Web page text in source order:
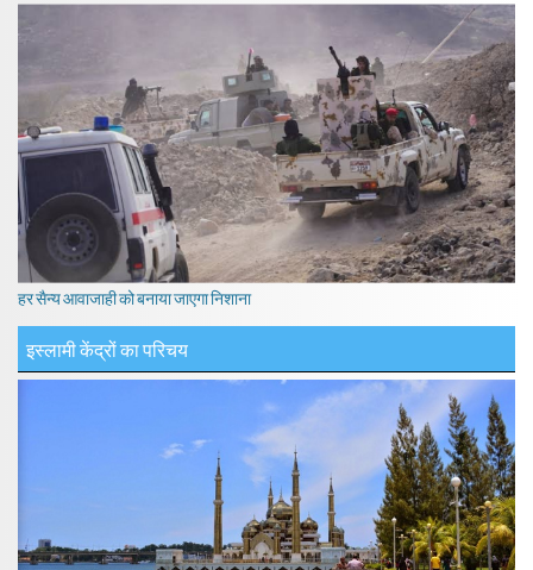
हर सैन्य आवाजाही को बनाया जाएगा निशाना
इस्लामी केंद्रों का परिचय